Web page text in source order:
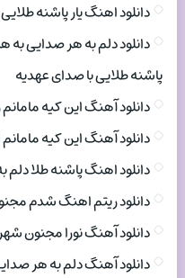
دانلود اهنگ یار پاشنه
دانلود دلم به هر صدایی به
پاشنه طلایی با صدای عهدیه
دانلود آهنگ این کیه
دانلود آهنگ این کیه
دانلود اهنگ پاشنه طلا
دانلود ریتم اهنگ شدم
دانلود آهنگ نورا مجنون
دانلود آهنگ دلم به هر